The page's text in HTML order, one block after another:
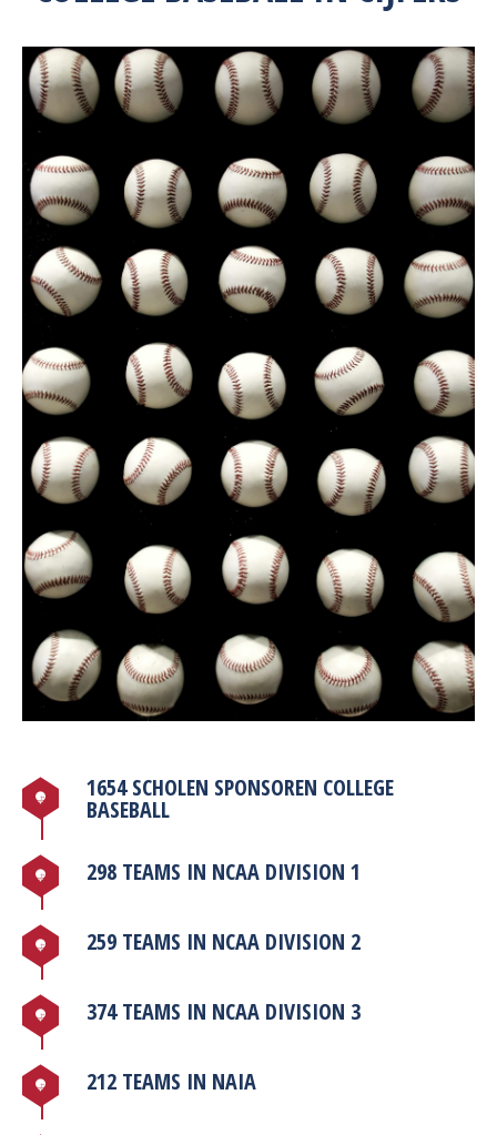
1654 SCHOLEN SPONSOREN COLLEGE
BASEBALL
298 TEAMS IN NCAA DIVISION 1
259 TEAMS IN NCAA DIVISION 2
374 TEAMS IN NCAA DIVISION 3
212 TEAMS IN NAIA